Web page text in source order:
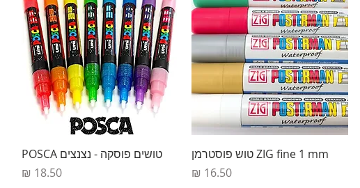
תצוגה מהירה
ZIG fine 1 mm טוש פוסטרמן
מחיר
תצוגה מהירה
טושים פוסקה - נצנצים POSCA
מחיר‏18.50 ‏₪